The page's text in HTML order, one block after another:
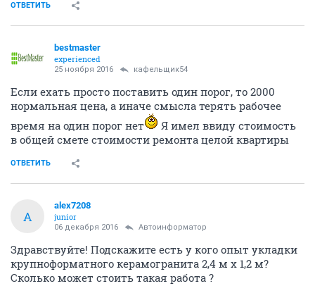
ОТВЕТИТЬ
bestmaster
experienced
25 ноября 2016 кафельщик54
Если ехать просто поставить один порог, то 2000
нормальная цена, а иначе смысла терять рабочее
время на один порог нет
Я имел ввиду стоимость
в общей смете стоимости ремонта целой квартиры
ОТВЕТИТЬ
A
alex7208
junior
06 декабря 2016 Автоинформатор
Здравствуйте! Подскажите есть у кого опыт укладки
крупноформатного керамогранита 2,4 м х 1,2 м?
Сколько может стоить такая работа ?